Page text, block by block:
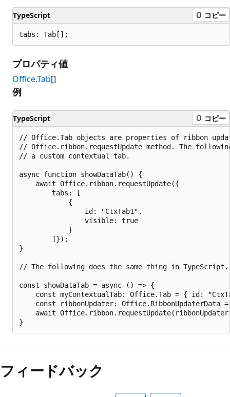
TypeScript コピー
tabs: Tab[];
プロパティ値
Office.Tab[]
例
TypeScript コピー
// Office.Tab objects are properties of ribbon
// Office.ribbon.requestUpdate method. The
// a custom contextual tab.
async function showDataTab() {
    await Office.ribbon.requestUpdate({
        tabs: [
            {
                id: "CtxTab1",
                visible: true
            }
        ]});
}
// The following does the same thing in TypeScript.
const showDataTab = async () => {
const myContextualTab: Office.Tab = { id:
const ribbonUpdater: Office.RibbonUpdaterData
await
フィードバック